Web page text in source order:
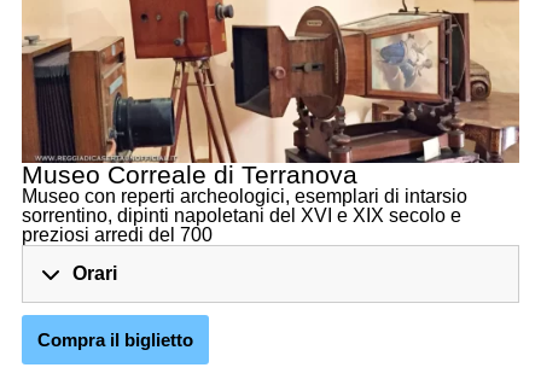
Museo Correale di Terranova
Museo con reperti archeologici, esemplari di intarsio
sorrentino, dipinti napoletani del XVI e XIX secolo e
preziosi arredi del 700
Orari
Compra il biglietto